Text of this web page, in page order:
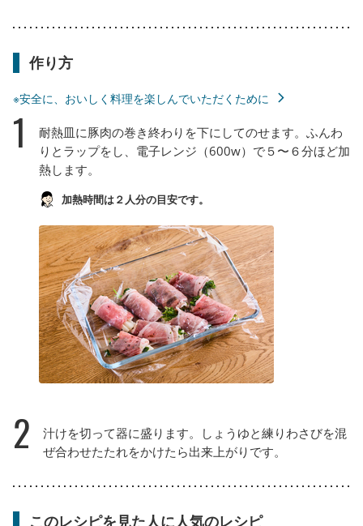
作り方
※安全に、おいしく料理を楽しんでいただくために
1
耐熱皿に豚肉の巻き終わりを下にしてのせます。ふんわ
りとラップをし、電子レンジ（600w）で５〜６分ほど加
熱します。
加熱時間は２人分の目安です。
2
汁けを切って器に盛ります。しょうゆと練りわさびを混
ぜ合わせたたれをかけたら出来上がりです。
このレシピを見た人に人気のレシピ